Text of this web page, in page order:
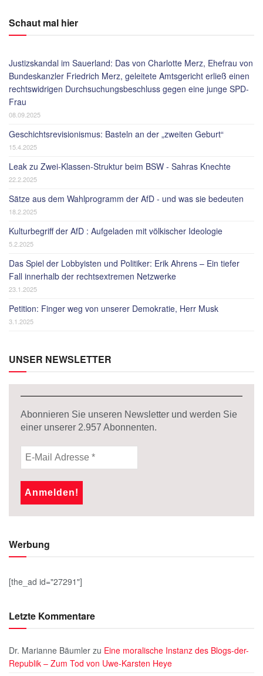
Schaut mal hier
Justizskandal im Sauerland: Das von Charlotte Merz, Ehefrau von
Bundeskanzler Friedrich Merz, geleitete Amtsgericht erließ einen
rechtswidrigen Durchsuchungsbeschluss gegen eine junge SPD-
Frau
08.09.2025
Geschichtsrevisionismus: Basteln an der „zweiten Geburt“
15.4.2025
Leak zu Zwei-Klassen-Struktur beim BSW - Sahras Knechte
22.2.2025
Sätze aus dem Wahlprogramm der AfD - und was sie bedeuten
18.2.2025
Kulturbegriff der AfD : Aufgeladen mit völkischer Ideologie
5.2.2025
Das Spiel der Lobbyisten und Politiker: Erik Ahrens – Ein tiefer
Fall innerhalb der rechtsextremen Netzwerke
23.1.2025
Petition: Finger weg von unserer Demokratie, Herr Musk
3.1.2025
UNSER NEWSLETTER
Abonnieren Sie unseren Newsletter und werden Sie
einer unserer 2.957 Abonnenten.
Werbung
[the_ad id="27291"]
Letzte Kommentare
Dr. Marianne Bäumler zu Eine moralische Instanz des Blogs-der-
Republik – Zum Tod von Uwe-Karsten Heye